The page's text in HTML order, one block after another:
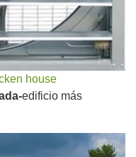
edificio más